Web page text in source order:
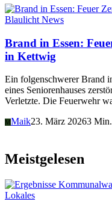
Blaulicht News
Brand in Essen:
in Kettwig
Ein folgenschwerer Brand
eines Seniorenhauses
Verletzte. Die Feuerwehr
M Maik23. März 20263
Meistgelesen
Lokales